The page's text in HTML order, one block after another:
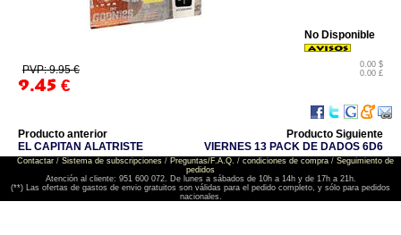
PVP: 9.95 €
9.45 €
0.00 $
0.00 £
No Disponible
Producto anterior
EL CAPITAN ALATRISTE
Producto Siguiente
VIERNES 13 PACK DE DADOS 6D6
Contactar/ Sistema de subscripciones/ Preguntas/F.A.Q. / condiciones de compra/ Seguimiento de
pedidos
Atención al cliente: 951 600 072. De lunes a sábados de 10h a 14h y de 17h a 21h.
(**) Las ofertas de gastos de envio gratuitos son válidas para el pedido completo, y sólo para pedidos
nacionales.